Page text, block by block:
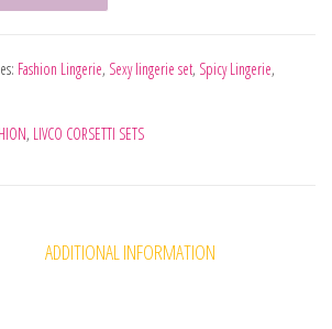
Fashion Lingerie, Sexy lingerie set, Spicy Lingerie,
, LIVCO CORSETTI SETS
ADDITIONAL INFORMATION